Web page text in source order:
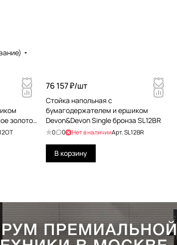
золото
76 157 ₽/шт
Стойка напольная с
бумагодержателем и ершиком
Devon&Devon Single бронза SL12BR
0 0 Нет в наличииАрт.SL12BR
В корзину